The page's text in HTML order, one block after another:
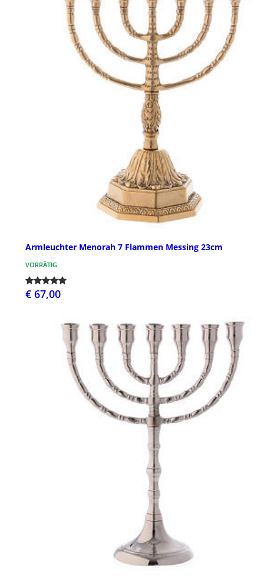
Armleuchter Menorah 7 Flammen Messing 23cm
VORRÄTIG
€ 67,00